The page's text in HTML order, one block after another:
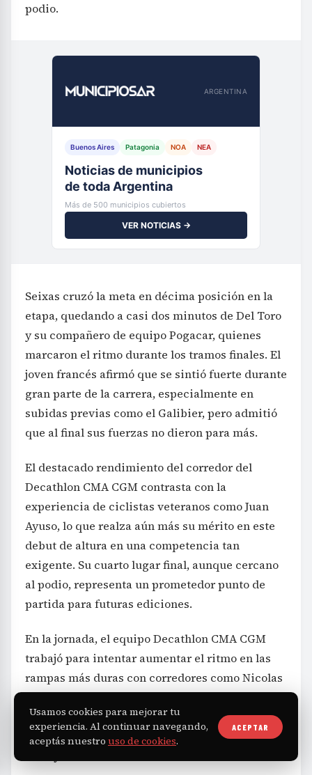
podio.
ARGENTINA
Buenos Aires Patagonia NOA NEA
Noticias de municipios
de toda Argentina
Más de 500 municipios cubiertos
VER NOTICIAS →
Seixas cruzó la meta en décima posición en la
etapa, quedando a casi dos minutos de Del Toro
y su compañero de equipo Pogacar, quienes
marcaron el ritmo durante los tramos finales. El
joven francés afirmó que se sintió fuerte durante
gran parte de la carrera, especialmente en
subidas previas como el Galibier, pero admitió
que al final sus fuerzas no dieron para más.
El destacado rendimiento del corredor del
Decathlon CMA CGM contrasta con la
experiencia de ciclistas veteranos como Juan
Ayuso, lo que realza aún más su mérito en este
debut de altura en una competencia tan
exigente. Su cuarto lugar final, aunque cercano
al podio, representa un prometedor punto de
partida para futuras ediciones.
En la jornada, el equipo Decathlon CMA CGM
trabajó para intentar aumentar el ritmo en las
rampas más duras con corredores como Nicolas
Prodhomme y Matthew Riccitello, en un claro
intento de debilitar a Del Toro. Sin embargo, el
escalador mexicano resistió y logró mantener la
Usamos cookies para mejorar tu
experiencia. Al continuar navegando,
aceptás nuestro uso de cookies.
ACEPTAR